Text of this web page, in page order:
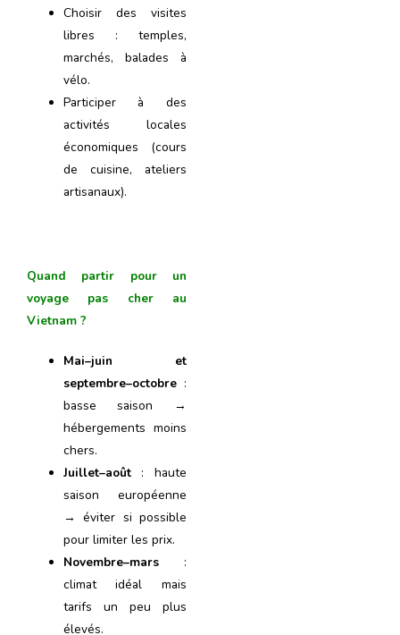
Choisir des visites
libres : temples,
marchés, balades à
vélo.
Participer à des
activités locales
économiques (cours
de cuisine, ateliers
artisanaux).
Quand partir pour un
voyage pas cher au
Vietnam ?
Mai–juin et
septembre–octobre :
basse saison →
hébergements moins
chers.
Juillet–août : haute
saison européenne
→ éviter si possible
pour limiter les prix.
Novembre–mars :
climat idéal mais
tarifs un peu plus
élevés.